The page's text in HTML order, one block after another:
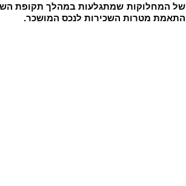
של המחלוקות שמתגלעות במהלך תקופת
התאמת מטרות השכירות לנכס המושכר.